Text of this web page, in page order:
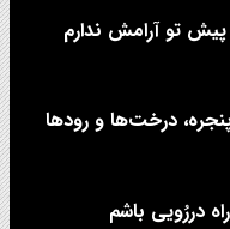
پیش تو آرامش ندارم
درخت‌ها و رودها
دررُویی باشم